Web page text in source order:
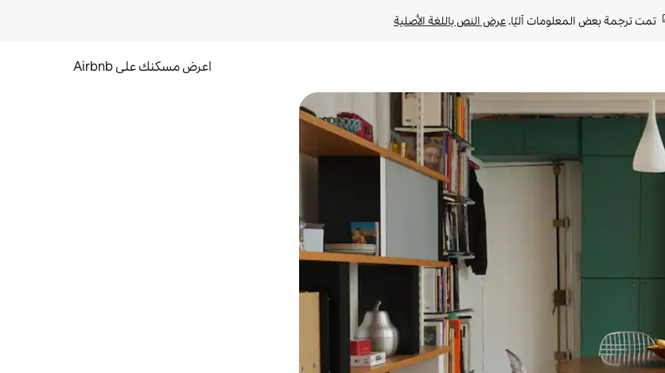
تمت ترجمة بعض المعلومات آليًا. عرض النص باللغة الأصلية
اعرض مسكنك على Airbnb
عن طريق اللمس أو السحب.